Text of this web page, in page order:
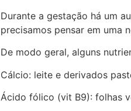
Durante a gestação há um
precisamos pensar em uma
De modo geral, alguns
Cálcio: leite e derivados
Ácido fólico (vit B9): folhas